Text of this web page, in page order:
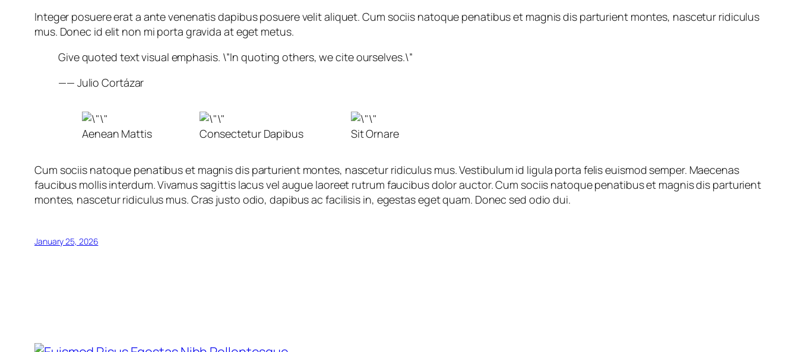
Integer posuere erat a ante venenatis dapibus posuere velit aliquet. Cum sociis natoque penatibus et magnis dis parturient montes, nascetur ridiculus
mus. Donec id elit non mi porta gravida at eget metus.
Give quoted text visual emphasis. \”In quoting others, we cite ourselves.\”
—— Julio Cortázar
Aenean Mattis Consectetur Dapibus Sit Ornare
Cum sociis natoque penatibus et magnis dis parturient montes, nascetur ridiculus mus. Vestibulum id ligula porta felis euismod semper. Maecenas
faucibus mollis interdum. Vivamus sagittis lacus vel augue laoreet rutrum faucibus dolor auctor. Cum sociis natoque penatibus et magnis dis parturient
montes, nascetur ridiculus mus. Cras justo odio, dapibus ac facilisis in, egestas eget quam. Donec sed odio dui.
January 25, 2026